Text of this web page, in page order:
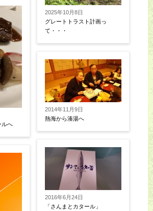
ルへ
2025年10月8日
グレートトラスト計画っ
て・・・
2014年11月9日
熱海から湊湯へ
2016年6月24日
「さんまとカタール」